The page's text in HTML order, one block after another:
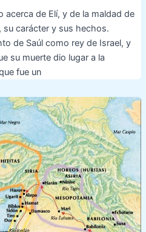
acerca de Elí, y de la maldad de
su carácter y sus hechos.
de Saúl como rey de Israel, y
su muerte dio lugar a la
fue un